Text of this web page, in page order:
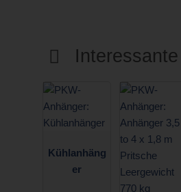
Kühlanhäng
er